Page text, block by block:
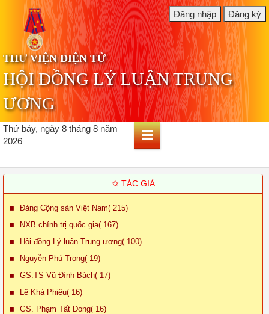
THƯ VIỆN ĐIỆN TỬ
HỘI ĐỒNG LÝ LUẬN TRUNG
ƯƠNG
Thứ bảy, ngày 8 tháng 8 năm
2026
✩ TÁC GIẢ
Đảng Cộng sản Việt Nam( 215)
NXB chính trị quốc gia( 167)
Hội đồng Lý luận Trung ương( 100)
Nguyễn Phú Trọng( 19)
GS.TS Vũ Đình Bách( 17)
Lê Khả Phiêu( 16)
GS. Phạm Tất Dong( 16)